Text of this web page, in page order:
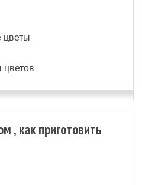
цветы
, как приготовить